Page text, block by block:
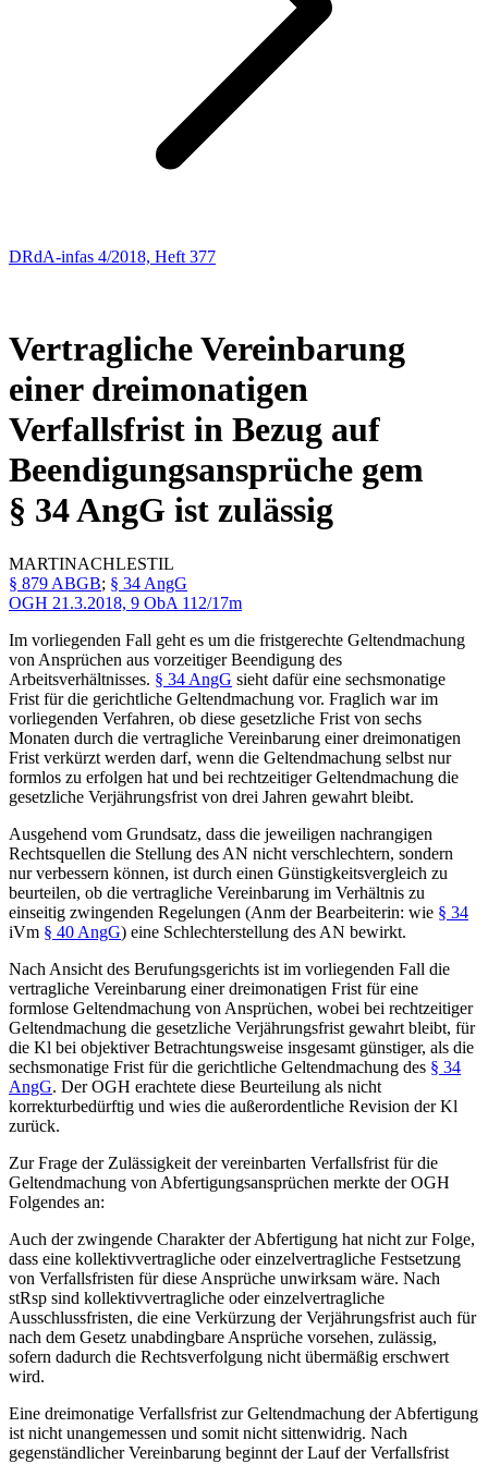
DRdA-infas 4/2018, Heft 377
Vertragliche Vereinbarung
einer dreimonatigen
Verfallsfrist in Bezug auf
Beendigungsansprüche gem
§ 34 AngG ist zulässig
MARTINACHLESTIL
§ 879 ABGB; § 34 AngG
OGH 21.3.2018, 9 ObA 112/17m
Im vorliegenden Fall geht es um die fristgerechte Geltendmachung
von Ansprüchen aus vorzeitiger Beendigung des
Arbeitsverhältnisses. § 34 AngG sieht dafür eine sechsmonatige
Frist für die gerichtliche Geltendmachung vor. Fraglich war im
vorliegenden Verfahren, ob diese gesetzliche Frist von sechs
Monaten durch die vertragliche Vereinbarung einer dreimonatigen
Frist verkürzt werden darf, wenn die Geltendmachung selbst nur
formlos zu erfolgen hat und bei rechtzeitiger Geltendmachung die
gesetzliche Verjährungsfrist von drei Jahren gewahrt bleibt.
Ausgehend vom Grundsatz, dass die jeweiligen nachrangigen
Rechtsquellen die Stellung des AN nicht verschlechtern, sondern
nur verbessern können, ist durch einen Günstigkeitsvergleich zu
beurteilen, ob die vertragliche Vereinbarung im Verhältnis zu
einseitig zwingenden Regelungen (Anm der Bearbeiterin: wie § 34
iVm § 40 AngG) eine Schlechterstellung des AN bewirkt.
Nach Ansicht des Berufungsgerichts ist im vorliegenden Fall die
vertragliche Vereinbarung einer dreimonatigen Frist für eine
formlose Geltendmachung von Ansprüchen, wobei bei rechtzeitiger
Geltendmachung die gesetzliche Verjährungsfrist gewahrt bleibt, für
die Kl bei objektiver Betrachtungsweise insgesamt günstiger, als die
sechsmonatige Frist für die gerichtliche Geltendmachung des § 34
AngG. Der OGH erachtete diese Beurteilung als nicht
korrekturbedürftig und wies die außerordentliche Revision der Kl
zurück.
Zur Frage der Zulässigkeit der vereinbarten Verfallsfrist für die
Geltendmachung von Abfertigungsansprüchen merkte der OGH
Folgendes an:
Auch der zwingende Charakter der Abfertigung hat nicht zur Folge,
dass eine kollektivvertragliche oder einzelvertragliche Festsetzung
von Verfallsfristen für diese Ansprüche unwirksam wäre. Nach
stRsp sind kollektivvertragliche oder einzelvertragliche
Ausschlussfristen, die eine Verkürzung der Verjährungsfrist auch für
nach dem Gesetz unabdingbare Ansprüche vorsehen, zulässig,
sofern dadurch die Rechtsverfolgung nicht übermäßig erschwert
wird.
Eine dreimonatige Verfallsfrist zur Geltendmachung der Abfertigung
ist nicht unangemessen und somit nicht sittenwidrig. Nach
gegenständlicher Vereinbarung beginnt der Lauf der Verfallsfrist